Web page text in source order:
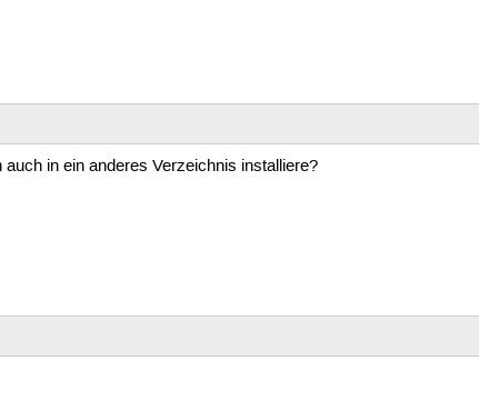
in ein anderes Verzeichnis installiere?